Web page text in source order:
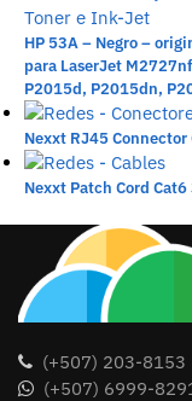
HP 53A – Negro –
para LaserJet
P2015d, P2015dn,
Nexxt RJ45
Nexxt Patch Cord
(+507) 203-8153
(+507) 6999-